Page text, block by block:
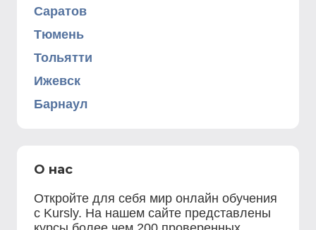
Саратов
Тюмень
Тольятти
Ижевск
Барнаул
О нас
Откройте для себя мир онлайн обучения
с Kursly. На нашем сайте представлены